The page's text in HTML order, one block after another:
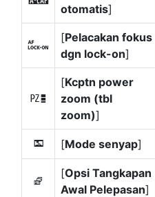
otomatis]
F
[Pelacakan fokus
dgn lock-on]
v
[Kcptn power
zoom (tbl
zoom)]
L [Mode senyap]
j
[Opsi Tangkapan
Awal Pelepasan]